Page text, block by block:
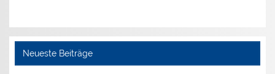
Neueste Beiträge